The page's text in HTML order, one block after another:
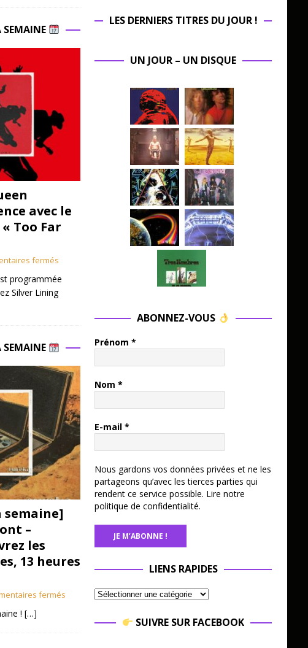
SEMAINE
avec le
Too Far
fermés
programmée
Silver Lining
semaine]
–
les
13 heures
fermés
! […]
LES DERNIERS TITRES DU JOUR !
UN JOUR – UN DISQUE
ABONNEZ-VOUS
Prénom *
Nom *
E-mail *
Nous gardons vos données privées et ne les
partageons qu’avec les tierces parties qui
rendent ce service possible. Lire notre
politique de confidentialité.
LIENS RAPIDES
SUIVRE SUR FACEBOOK